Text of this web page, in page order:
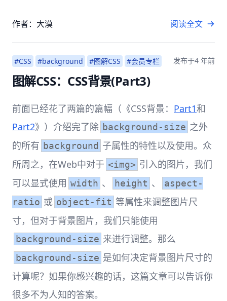
作者：大漠 阅读全文
#CSS #background #图解CSS #会员专栏 发布于4 年前
图解CSS：CSS背景(Part3)
前面已经花了两篇的篇幅（《CSS背景： Part1和
Part2》）介绍完了除 background-size 之外
的所有 background 子属性的特性以及使用。众
所周之，在Web中对于 <img> 引入的图片，我们
可以显式使用 width 、 height 、
aspect-
ratio 或 object-fit 等属性来调整图片尺
寸，但对于背景图片，我们只能使用
background-size 来进行调整。那么
background-size 是如何决定背景图片尺寸的
计算呢？如果你感兴趣的话，这篇文章可以告诉你
很多不为人知的答案。